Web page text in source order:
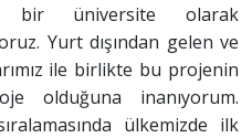
bir üniversite olarak
Yurt dışından gelen ve
ile birlikte bu projenin
olduğuna inanıyorum.
ülkemizde ilk